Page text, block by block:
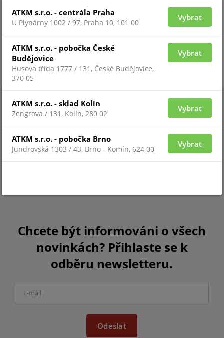
Chcete být informováni o všech
novinkách? Přihlaste se k
odběru newsletteru.
Odeslat
ATKM s.r.o. - centrála Praha
U Plynárny 1002 / 97, Praha 10, 101 00
Vybrat
ATKM s.r.o. - pobočka České
Budějovice
Husova třída 1777 / 131, České Budějovice,
370 05
Vybrat
ATKM s.r.o. - sklad Kolín
Zengrova / 131, Kolín, 280 02
Vybrat
ATKM s.r.o. - pobočka Brno
Jundrovská 1303 / 43, Brno - Komín, 624 00
Vybrat